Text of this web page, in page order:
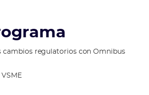
cambios regulatorios con Omnibus
VSME